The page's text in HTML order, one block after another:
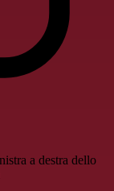
a destra dello